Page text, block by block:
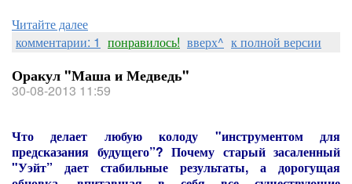
Читайте далее
комментарии: 1 понравилось! вверх^ к полной версии
Оракул "Маша и Медведь"
30-08-2013 11:59
Что делает любую колоду "инструментом для
предсказания будущего”? Почему старый засаленный
"Уэйт” дает стабильные результаты, а дорогущая